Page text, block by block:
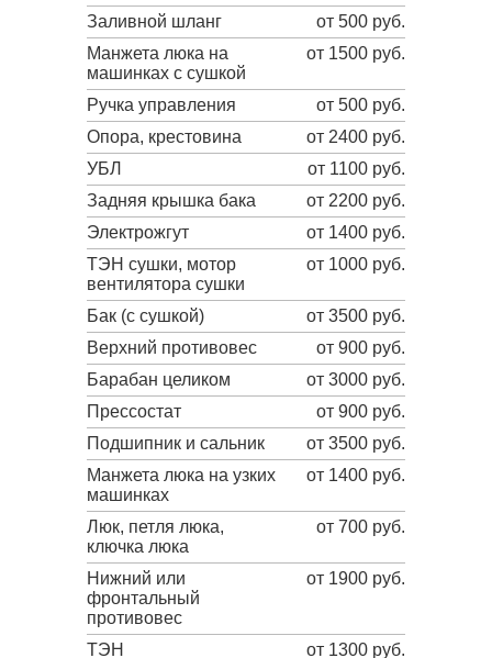
Заливной шланг
от 500 руб.
Манжета люка на
машинках с сушкой
от 1500 руб.
Ручка управления
от 500 руб.
Опора, крестовина
от 2400 руб.
УБЛ
от 1100 руб.
Задняя крышка бака
от 2200 руб.
Электрожгут
от 1400 руб.
ТЭН сушки, мотор
вентилятора сушки
от 1000 руб.
Бак (с сушкой)
от 3500 руб.
Верхний противовес
от 900 руб.
Барабан целиком
от 3000 руб.
Прессостат
от 900 руб.
Подшипник и сальник
от 3500 руб.
Манжета люка на узких
машинках
от 1400 руб.
Люк, петля люка,
ключка люка
от 700 руб.
Нижний или
фронтальный
противовес
от 1900 руб.
ТЭН от 1300 руб.